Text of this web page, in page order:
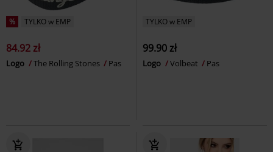
% TYLKO w EMP
84.92 zł
Logo The Rolling Stones Pas
TYLKO w EMP
99.90 zł
Logo Volbeat Pas